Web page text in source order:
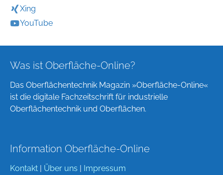
Xing
YouTube
Was ist Oberfläche-Online?
Das Oberflächentechnik Magazin »Oberfläche-Online«
ist die digitale Fachzeitschrift für industrielle
Oberflächentechnik und Oberflächen.
Information Oberfläche-Online
Kontakt Über uns
Impressum